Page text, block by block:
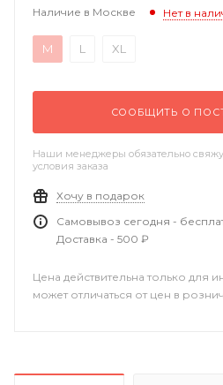
Наличие в Москве Нет в
M L XL
СООБЩИТЬ О
Наши менеджеры обязательно
условия заказа
Хочу в подарок
Самовывоз сегодня -
Доставка - 500 ₽
Цена действительна только для
может отличаться от цен в